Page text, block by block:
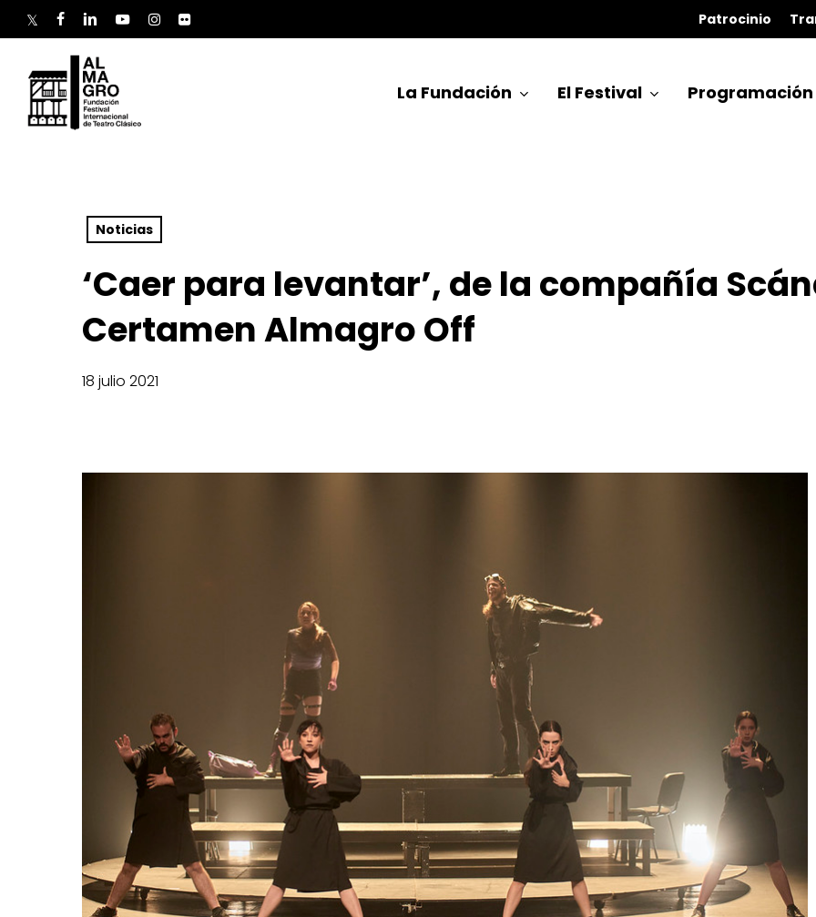
content
twitterfacebooklinkedinyoutubeinstagram
flickr
Patrocinio
Hit enter to search or ESC to close
La Fundación El Festival Programación
Noticias
‘Caer para levantar’, de la compañía
Certamen Almagro Off
18 julio 2021